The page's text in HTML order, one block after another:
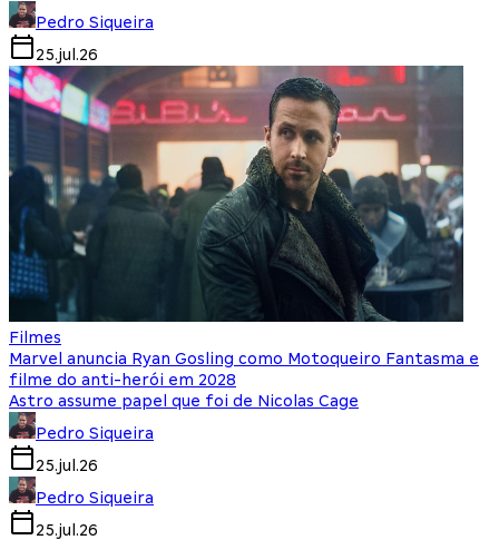
Pedro Siqueira
25.jul.26
Filmes
Marvel anuncia Ryan Gosling como Motoqueiro Fantasma e
filme do anti-herói em 2028
Astro assume papel que foi de Nicolas Cage
Pedro Siqueira
25.jul.26
Pedro Siqueira
25.jul.26